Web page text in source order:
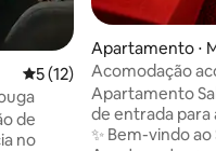
5 de uma avaliação média
5 (12)
de
no
Apartamento ⋅
Acomodação
com
Apartamento
de entrada para
✨ Bem-vindo ao Sahara Dream